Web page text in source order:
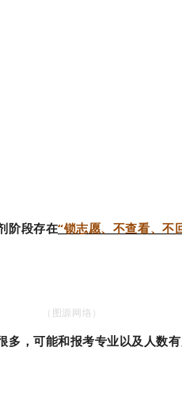
阶段存在“锁志愿、不查看、不
（图源网络）
，可能和报考专业以及人数